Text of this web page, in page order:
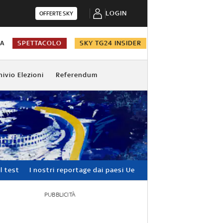
OFFERTE SKY LOGIN
SPETTACOLO SKY TG24 INSIDER
Elezioni Referendum
test I nostri reportage dai paesi Ue
PUBBLICITÀ